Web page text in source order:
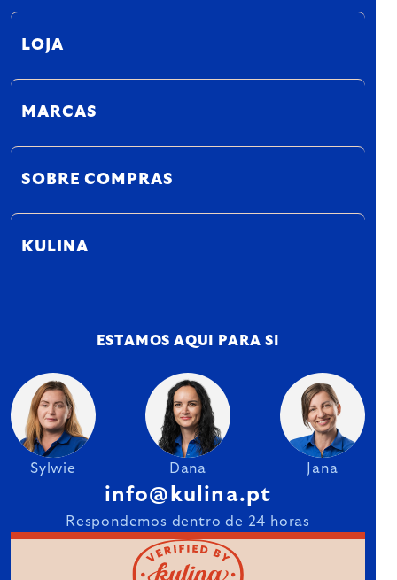
LOJA
MARCAS
SOBRE COMPRAS
KULINA
ESTAMOS AQUI PARA SI
Sylwie Dana Jana
info@kulina.pt
Respondemos dentro de 24 horas